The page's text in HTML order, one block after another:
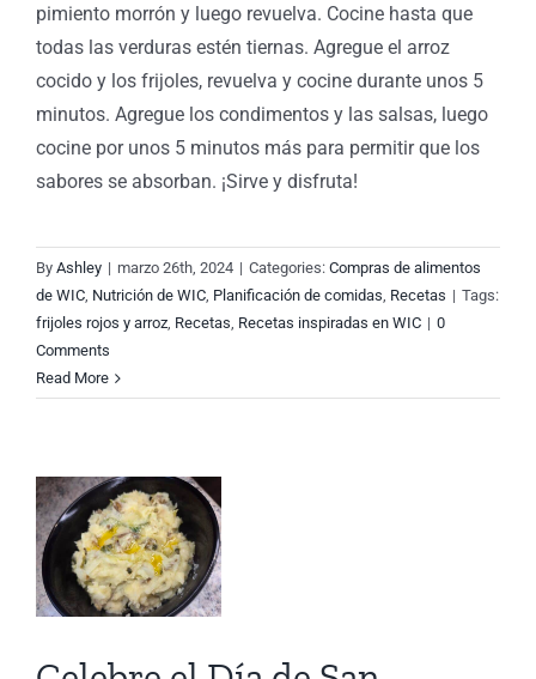
pimiento morrón y luego revuelva. Cocine hasta que
todas las verduras estén tiernas. Agregue el arroz
cocido y los frijoles, revuelva y cocine durante unos 5
minutos. Agregue los condimentos y las salsas, luego
cocine por unos 5 minutos más para permitir que los
sabores se absorban. ¡Sirve y disfruta!
By Ashley | marzo 26th, 2024 | Categories: Compras de alimentos
de WIC, Nutrición de WIC, Planificación de comidas, Recetas | Tags:
frijoles rojos y arroz, Recetas, Recetas inspiradas en WIC | 0
Comments
Read More